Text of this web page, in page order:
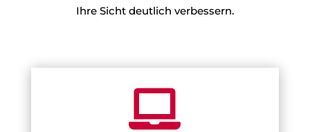
Ihre Sicht deutlich verbessern.
